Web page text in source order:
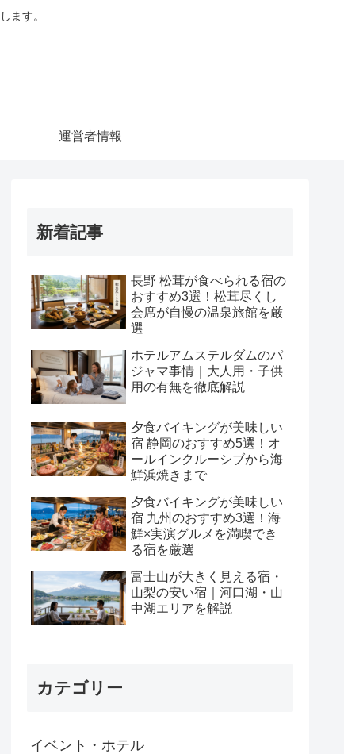
ます。
運営者情報
新着記事
長野 松茸が食べられる宿の
おすすめ3選！松茸尽くし
会席が自慢の温泉旅館を厳
選
ホテルアムステルダムのパ
ジャマ事情｜大人用・子供
用の有無を徹底解説
夕食バイキングが美味しい
宿 静岡のおすすめ5選！オ
ールインクルーシブから海
鮮浜焼きまで
夕食バイキングが美味しい
宿 九州のおすすめ3選！海
鮮×実演グルメを満喫でき
る宿を厳選
富士山が大きく見える宿・
山梨の安い宿｜河口湖・山
中湖エリアを解説
カテゴリー
イベント・ホテル